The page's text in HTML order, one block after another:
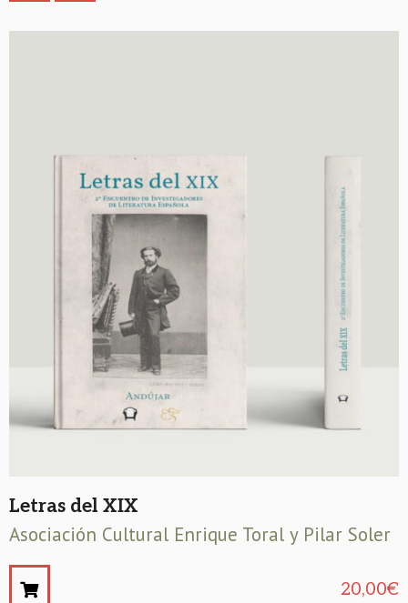
Letras del XIX
Asociación Cultural Enrique Toral y Pilar Soler
20,00€